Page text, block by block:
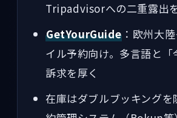
Tripadvisorへの二重露出
GetYourGuide ：欧州大
イル予約向け。多言語と「
訴求を厚く
在庫はダブルブッキングを